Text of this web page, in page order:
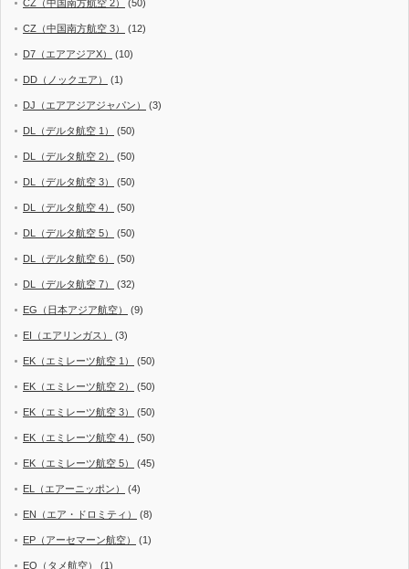
CZ（中国南方航空 2） (50)
CZ（中国南方航空 3） (12)
D7（エアアジアX） (10)
DD（ノックエア） (1)
DJ（エアアジアジャパン） (3)
DL（デルタ航空 1） (50)
DL（デルタ航空 2） (50)
DL（デルタ航空 3） (50)
DL（デルタ航空 4） (50)
DL（デルタ航空 5） (50)
DL（デルタ航空 6） (50)
DL（デルタ航空 7） (32)
EG（日本アジア航空） (9)
EI（エアリンガス） (3)
EK（エミレーツ航空 1） (50)
EK（エミレーツ航空 2） (50)
EK（エミレーツ航空 3） (50)
EK（エミレーツ航空 4） (50)
EK（エミレーツ航空 5） (45)
EL（エアーニッポン） (4)
EN（エア・ドロミティ） (8)
EP（アーセマーン航空） (1)
EQ（タメ航空） (1)